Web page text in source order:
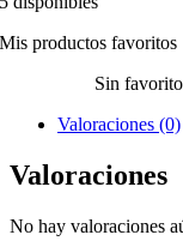
Mis productos favoritos
Sin
Valoraciones (0)
Valoraciones
No hay valoraciones